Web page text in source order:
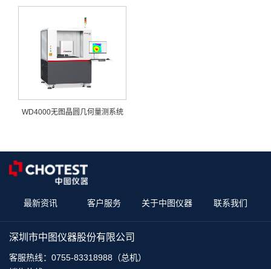
WD4000无图晶圆几何量测系统
最新资讯 客户服务 关于中图仪器 联系我们
深圳市中图仪器股份有限公司
客服热线： 0755-83318988（总机）